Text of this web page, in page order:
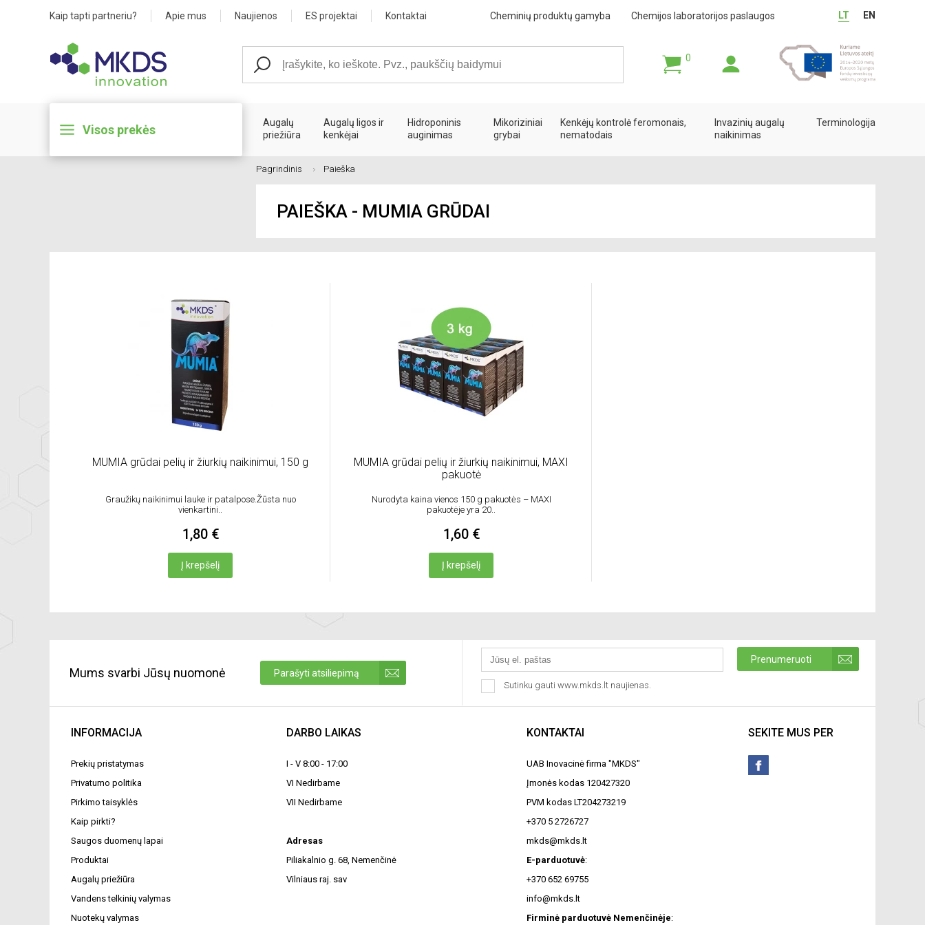
Kaip tapti partneriu? Apie mus Naujienos ES projektai Kontaktai Cheminių produktų gamyba Chemijos laboratorijos paslaugos LT EN
0
Visos prekės
Augalų
priežiūra
Augalų ligos ir
kenkėjai
Hidroponinis
auginimas
Mikoriziniai
grybai
Kenkėjų kontrolė feromonais,
nematodais
Invazinių augalų
naikinimas
Terminologija
Pagrindinis Paieška
PAIEŠKA - MUMIA GRŪDAI
MUMIA grūdai pelių ir žiurkių naikinimui, 150 g
Graužikų naikinimui lauke ir patalpose.Žūsta nuo
vienkartini..
1,80 €
Į krepšelį
MUMIA grūdai pelių ir žiurkių naikinimui, MAXI
pakuotė
Nurodyta kaina vienos 150 g pakuotės – MAXI
pakuotėje yra 20..
1,60 €
Į krepšelį
Mums svarbi Jūsų nuomonė Parašyti atsiliepimą
Prenumeruoti
Sutinku gauti www.mkds.lt naujienas.
INFORMACIJA
Prekių pristatymas
Privatumo politika
Pirkimo taisyklės
Kaip pirkti?
Saugos duomenų lapai
Produktai
Augalų priežiūra
Vandens telkinių valymas
Nuotekų valymas
DARBO LAIKAS
I - V 8:00 - 17:00
VI Nedirbame
VII Nedirbame
Adresas
Piliakalnio g. 68, Nemenčinė
Vilniaus raj. sav
KONTAKTAI
UAB Inovacinė firma "MKDS"
Įmonės kodas 120427320
PVM kodas LT204273219
+370 5 2726727
mkds@mkds.lt
E-parduotuvė:
+370 652 69755
info@mkds.lt
Firminė parduotuvė Nemenčinėje:
SEKITE MUS PER